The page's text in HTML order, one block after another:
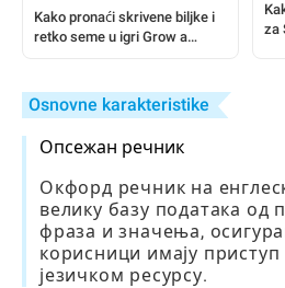
Kako pronaći skrivene biljke i
retko seme u igri Grow a
za
Osnovne karakteristike
Опсежан речник
Окфорд речник на
велику базу података од
фраза и значења,
корисници имају
језичком ресурсу.